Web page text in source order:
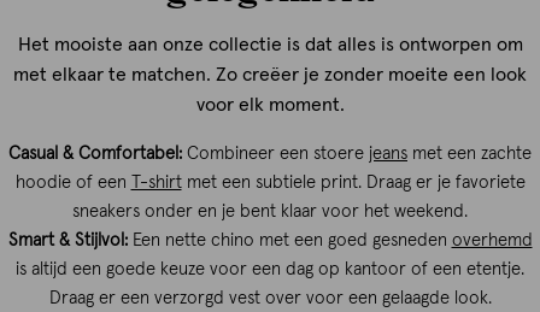
Het mooiste aan onze collectie is dat alles is ontworpen om
met elkaar te matchen. Zo creëer je zonder moeite een look
voor elk moment.
Casual & Comfortabel: Combineer een stoere jeans met een zachte
hoodie of een T-shirtmet een subtiele print. Draag er je favoriete
sneakers onder en je bent klaar voor het weekend.
Smart & Stijlvol:Een nette chino met een goed gesneden overhemd
is altijd een goede keuze voor een dag op kantoor of een etentje.
Draag er een verzorgd vest over voor een gelaagde look.